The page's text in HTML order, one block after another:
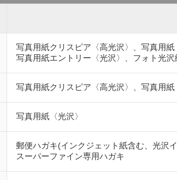
写真用紙クリスピア〈高光沢〉、写真用
写真用紙エントリー〈光沢〉、フォト光
写真用紙クリスピア〈高光沢〉、写真用紙
写真用紙〈光沢〉
郵便ハガキ(インクジェット紙含む、光沢
スーパーファイン専用ハガキ